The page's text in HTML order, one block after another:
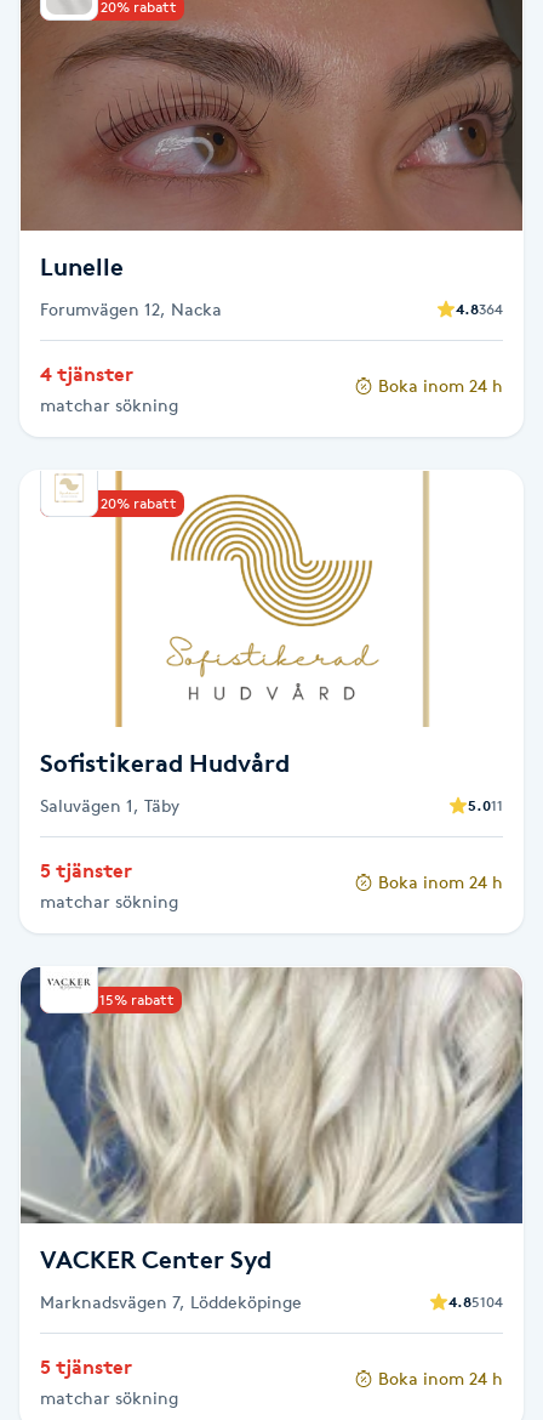
Reikihealing
Reiki massage
Rosacea
Rosenmetoden
Ryggmassage
Samtalsterapi
Sklerosering
Skoinlägg
Skägg
Skäggfärgning
Skäggklippning
Skönhet
Upp till 20% rabatt
Lunelle
Forumvägen 12, Nacka 4.8364
4 tjänster
matchar sökning
Boka inom 24 h
Upp till 20% rabatt
Sofistikerad Hudvård
Saluvägen 1, Täby 5.011
5 tjänster
matchar sökning
Boka inom 24 h
Upp till 15% rabatt
VACKER Center Syd
Marknadsvägen 7, Löddeköpinge 4.85104
5 tjänster
matchar sökning
Boka inom 24 h